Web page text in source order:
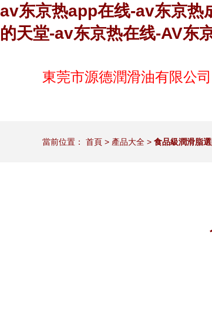
av东京热app在线-av东京热
的天堂-av东京热在线-AV东
東莞市源德潤滑油有限公司
當前位置： 首頁 > 產品大全 > 食品級潤滑脂